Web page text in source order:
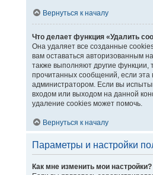
Вернуться к началу
Что делает функция «Удалить
Она удаляет все созданные
вам оставаться авторизованным
также выполняют другие функции,
прочитанных сообщений, если эта
администратором. Если вы
входом или выходом на данной
удаление cookies может помочь.
Вернуться к началу
Параметры и настройки
Как мне изменить мои настройки?